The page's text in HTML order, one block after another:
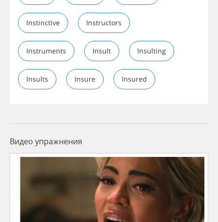
Instinctive Instructors
Instruments Insult Insulting
Insults Insure Insured
Видео упражнения